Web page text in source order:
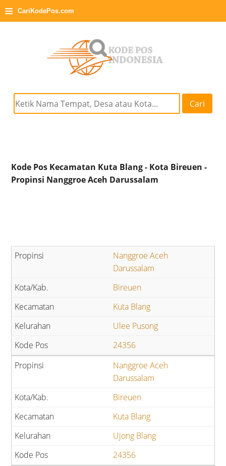
≡ CariKodePos.com
Cari
Kode Pos Kecamatan Kuta Blang - Kota Bireuen -
Propinsi Nanggroe Aceh Darussalam
Nanggroe Aceh
Darussalam
Bireuen
Kuta Blang
Ulee Pusong
24356
Nanggroe Aceh
Darussalam
Bireuen
Kuta Blang
Ujong Blang
24356